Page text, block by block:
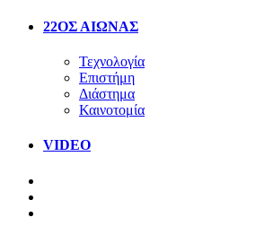
22ΟΣ ΑΙΩΝΑΣ
Τεχνολογία
Επιστήμη
Διάστημα
Καινοτομία
VIDEO